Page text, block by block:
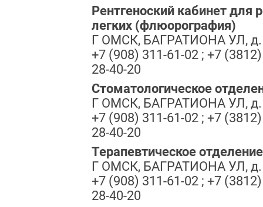
Рентгеноский кабинет для
легких (флюорография)
Г ОМСК, БАГРАТИОНА УЛ, д.
+7 (908) 311-61-02 ; +7
28-40-20
Стоматологическое
Г ОМСК, БАГРАТИОНА УЛ, д.
+7 (908) 311-61-02 ; +7
28-40-20
Терапевтическое отделение
Г ОМСК, БАГРАТИОНА УЛ, д.
+7 (908) 311-61-02 ; +7
28-40-20